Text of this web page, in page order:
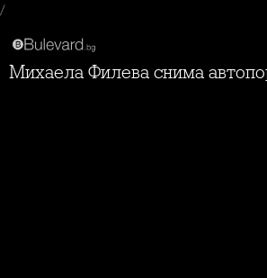
/
Михаела Филева снима